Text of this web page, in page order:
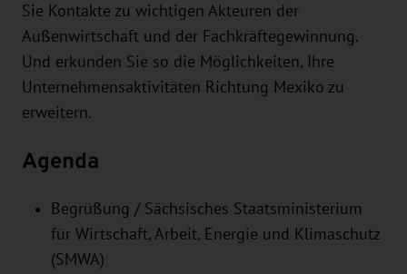
Sie Kontakte zu wichtigen Akteuren der
Außenwirtschaft und der Fachkräftegewinnung.
Und erkunden Sie so die Möglichkeiten, Ihre
Unternehmensaktivitäten Richtung Mexiko zu
erweitern.
Agenda
Begrüßung / Sächsisches Staatsministerium
für Wirtschaft, Arbeit, Energie und Klimaschutz
(SMWA)